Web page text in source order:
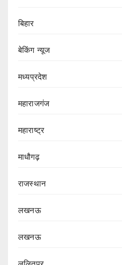
बिहार
बेकिंग न्यूज
मध्यप्रदेश
महाराजगंज
महाराष्ट्र
माधौगढ़
राजस्थान
लखनऊ
लखनऊ